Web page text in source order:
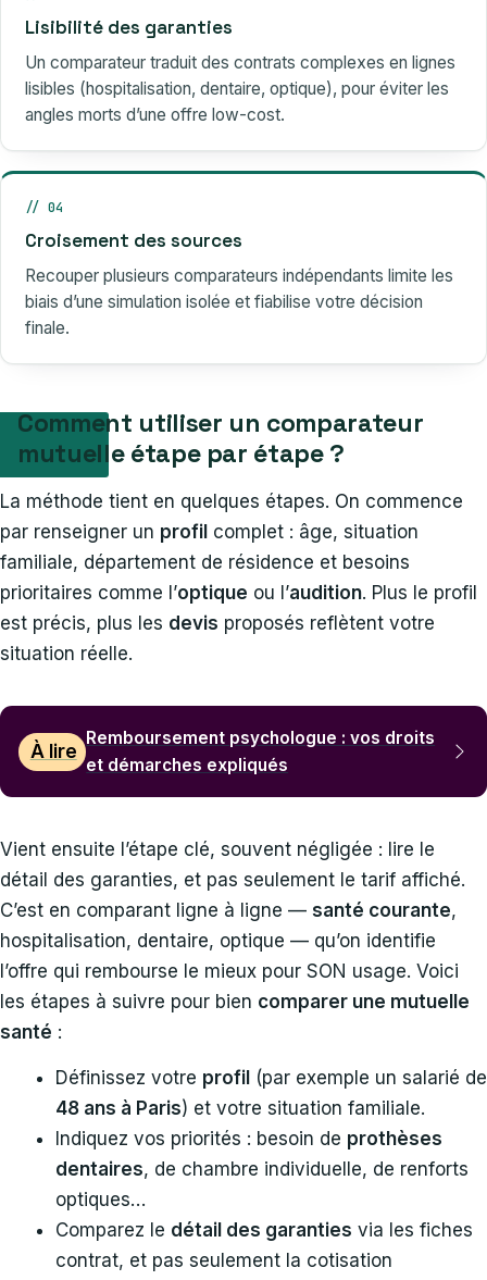
Lisibilité des garanties
Un comparateur traduit des contrats complexes en lignes
lisibles (hospitalisation, dentaire, optique), pour éviter les
angles morts d’une offre low-cost.
// 04
Croisement des sources
Recouper plusieurs comparateurs indépendants limite les
biais d’une simulation isolée et fiabilise votre décision
finale.
Comment utiliser un comparateur
mutuelle étape par étape ?
La méthode tient en quelques étapes. On commence
par renseigner un profil complet : âge, situation
familiale, département de résidence et besoins
prioritaires comme l’optique ou l’audition. Plus le profil
est précis, plus les devis proposés reflètent votre
situation réelle.
À lire
Remboursement psychologue : vos droits
et démarches expliqués
Vient ensuite l’étape clé, souvent négligée : lire le
détail des garanties, et pas seulement le tarif affiché.
C’est en comparant ligne à ligne — santé courante,
hospitalisation, dentaire, optique — qu’on identifie
l’offre qui rembourse le mieux pour SON usage. Voici
les étapes à suivre pour bien comparer une mutuelle
santé :
Définissez votre profil (par exemple un salarié de
48 ans à Paris) et votre situation familiale.
Indiquez vos priorités : besoin de prothèses
dentaires, de chambre individuelle, de renforts
optiques…
Comparez le détail des garanties via les fiches
contrat, et pas seulement la cotisation